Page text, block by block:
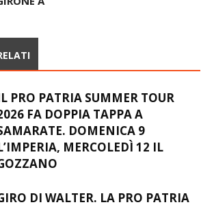
PRO PATRIA SUMMER TOUR
FA DOPPIA TAPPA A
DOMENICA 9
MERCOLEDÌ 12 IL
DI WALTER. LA PRO PATRIA